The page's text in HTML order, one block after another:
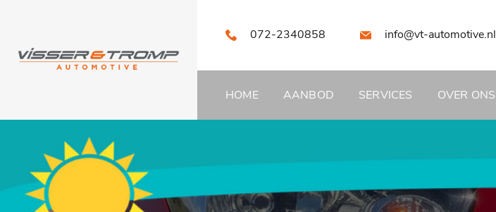
072-2340858 info@vt-automotive.nl
HOME AANBOD SERVICES OVER ONS